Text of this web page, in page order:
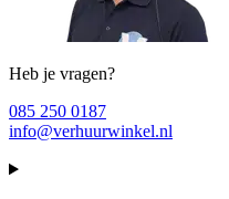
Heb je vragen?
085 250 0187
info@verhuurwinkel.nl